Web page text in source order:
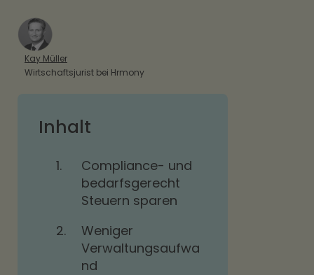
Kay Müller
Wirtschaftsjurist bei Hrmony
Inhalt
1.
Compliance- und
bedarfsgerecht
Steuern sparen
2.
Weniger
Verwaltungsaufwa
nd